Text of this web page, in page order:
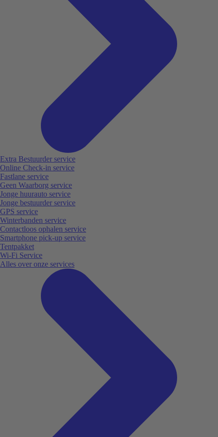
Extra Bestuurder service
Online Check-in service
Fastlane service
Geen Waarborg service
Jonge huurauto service
Jonge bestuurder service
GPS service
Winterbanden service
Contactloos ophalen service
Smartphone pick-up service
Tentpakket
Wi-Fi Service
Alles over onze services